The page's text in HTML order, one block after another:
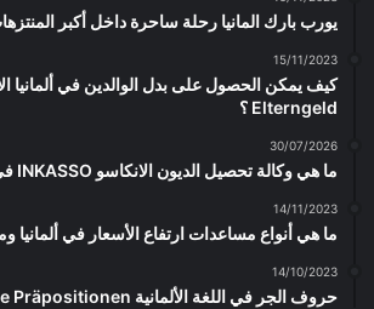
يورب بارك المانيا رحلة ساحرة داخل أكبر
15/11/2023
كيف يمكن الحصول على بدل الوالدين في ألمانيا
Elterngeld ؟
30/07/2026
ما هي وكالة تحصيل الديون الانكاسو INKASSO في ألمانيا؟
14/11/2023
ما هي أنواع مساعدات ارتفاع الأسعار في ألمانيا
14/10/2023
حروف الجر في اللغة الألمانية Die Präpositionen